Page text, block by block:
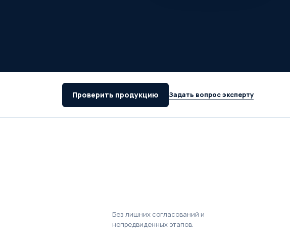
Проверить продукцию Задать вопрос эксперту
Без лишних согласований и
непредвиденных этапов.